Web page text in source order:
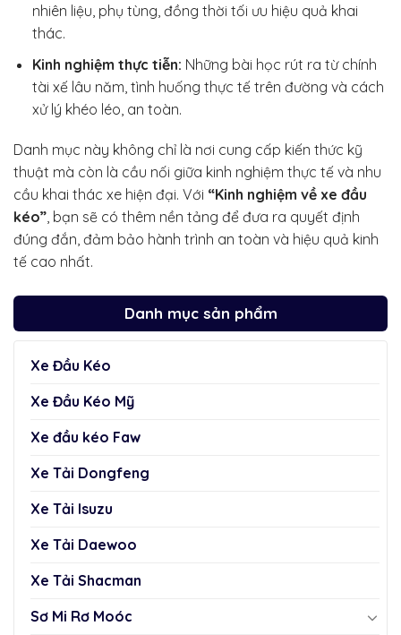
Danh mục sản phẩm
Xe Đầu Kéo
Xe Đầu Kéo Mỹ
Xe đầu kéo Faw
Xe Tải Dongfeng
Xe Tải Isuzu
Xe Tải Daewoo
Xe Tải Shacman
Sơ Mi Rơ Moóc
nhiên liệu, phụ tùng, đồng thời tối ưu hiệu quả khai
thác.
Kinh nghiệm thực tiễn: Những bài học rút ra từ chính
tài xế lâu năm, tình huống thực tế trên đường và cách
xử lý khéo léo, an toàn.
Danh mục này không chỉ là nơi cung cấp kiến thức kỹ
thuật mà còn là cầu nối giữa kinh nghiệm thực tế và nhu
cầu khai thác xe hiện đại. Với “Kinh nghiệm về xe đầu
kéo”, bạn sẽ có thêm nền tảng để đưa ra quyết định
đúng đắn, đảm bảo hành trình an toàn và hiệu quả kinh
tế cao nhất.